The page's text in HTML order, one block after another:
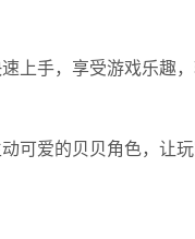
上手，享受游戏乐趣，
可爱的贝贝角色，让